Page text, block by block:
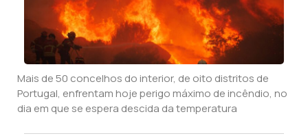
Mais de 50 concelhos do interior, de oito distritos de
Portugal, enfrentam hoje perigo máximo de incêndio, no
dia em que se espera descida da temperatura